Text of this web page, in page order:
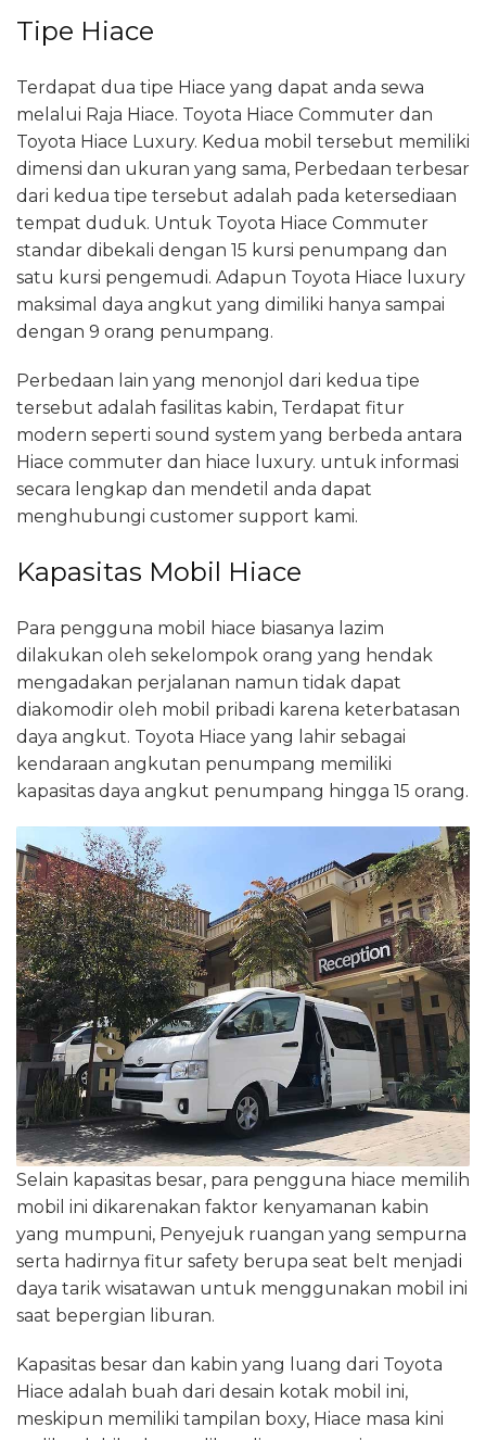
Tipe Hiace
Terdapat dua tipe Hiace yang dapat anda sewa
melalui Raja Hiace. Toyota Hiace Commuter dan
Toyota Hiace Luxury. Kedua mobil tersebut memiliki
dimensi dan ukuran yang sama, Perbedaan terbesar
dari kedua tipe tersebut adalah pada ketersediaan
tempat duduk. Untuk Toyota Hiace Commuter
standar dibekali dengan 15 kursi penumpang dan
satu kursi pengemudi. Adapun Toyota Hiace luxury
maksimal daya angkut yang dimiliki hanya sampai
dengan 9 orang penumpang.
Perbedaan lain yang menonjol dari kedua tipe
tersebut adalah fasilitas kabin, Terdapat fitur
modern seperti sound system yang berbeda antara
Hiace commuter dan hiace luxury. untuk informasi
secara lengkap dan mendetil anda dapat
menghubungi customer support kami.
Kapasitas Mobil Hiace
Para pengguna mobil hiace biasanya lazim
dilakukan oleh sekelompok orang yang hendak
mengadakan perjalanan namun tidak dapat
diakomodir oleh mobil pribadi karena keterbatasan
daya angkut. Toyota Hiace yang lahir sebagai
kendaraan angkutan penumpang memiliki
kapasitas daya angkut penumpang hingga 15 orang.
Selain kapasitas besar, para pengguna hiace memilih
mobil ini dikarenakan faktor kenyamanan kabin
yang mumpuni, Penyejuk ruangan yang sempurna
serta hadirnya fitur safety berupa seat belt menjadi
daya tarik wisatawan untuk menggunakan mobil ini
saat bepergian liburan.
Kapasitas besar dan kabin yang luang dari Toyota
Hiace adalah buah dari desain kotak mobil ini,
meskipun memiliki tampilan boxy, Hiace masa kini